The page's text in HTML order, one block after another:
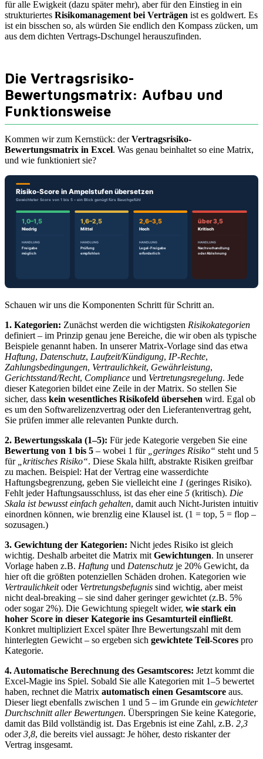
für alle Ewigkeit (dazu später mehr), aber für den Einstieg in ein
strukturiertes Risikomanagement bei Verträgen ist es goldwert. Es
ist ein bisschen so, als würden Sie endlich den Kompass zücken, um
aus dem dichten Vertrags-Dschungel herauszufinden.
Die Vertragsrisiko-
Bewertungsmatrix: Aufbau und
Funktionsweise
Kommen wir zum Kernstück: derVertragsrisiko-
Bewertungsmatrix in Excel. Was genau beinhaltet so eine Matrix,
und wie funktioniert sie?
Schauen wir uns die Komponenten Schritt für Schritt an.
1. Kategorien: Zunächst werden die wichtigsten Risikokategorien
definiert – im Prinzip genau jene Bereiche, die wir oben als typische
Beispiele genannt haben. In unserer Matrix-Vorlage sind das etwa
Haftung, Datenschutz, Laufzeit/Kündigung, IP-Rechte,
Zahlungsbedingungen, Vertraulichkeit, Gewährleistung,
Gerichtsstand/Recht, Compliance und Vertretungsregelung. Jede
dieser Kategorien bildet eine Zeile in der Matrix. So stellen Sie
sicher, dass kein wesentliches Risikofeld übersehen wird. Egal ob
es um den Softwarelizenzvertrag oder den Lieferantenvertrag geht,
Sie prüfen immer alle relevanten Punkte durch.
2. Bewertungsskala (1–5): Für jede Kategorie vergeben Sie eine
Bewertung von 1 bis 5 – wobei 1 für „geringes Risiko“ steht und 5
für
„kritisches Risiko“. Diese Skala hilft, abstrakte Risiken greifbar
zu machen. Beispiel: Hat der Vertrag eine wasserdichte
Haftungsbegrenzung, geben Sie vielleicht eine 1 (geringes Risiko).
Fehlt jeder Haftungsausschluss, ist das eher eine 5 (kritisch). Die
Skala ist bewusst einfach gehalten, damit auch Nicht-Juristen intuitiv
einordnen können, wie brenzlig eine Klausel ist. (1 = top, 5 = flop –
sozusagen.)
3. Gewichtung der Kategorien: Nicht jedes Risiko ist gleich
wichtig. Deshalb arbeitet die Matrix mit Gewichtungen. In unserer
Vorlage haben z.B. Haftung und Datenschutz je 20% Gewicht, da
hier oft die größten potenziellen Schäden drohen. Kategorien wie
Vertraulichkeitoder Vertretungsbefugnis sind wichtig, aber meist
nicht deal-breaking – sie sind daher geringer gewichtet (z.B. 5%
oder sogar 2%). Die Gewichtung spiegelt wider, wie stark ein
hoher Score in dieser Kategorie ins Gesamturteil einfließt.
Konkret multipliziert Excel später Ihre Bewertungszahl mit dem
hinterlegten Gewicht – so ergeben sich gewichtete Teil-Scores pro
Kategorie.
4. Automatische Berechnung des Gesamtscores: Jetzt kommt die
Excel-Magie ins Spiel. Sobald Sie alle Kategorien mit 1–5 bewertet
haben, rechnet die Matrix automatisch einen Gesamtscore aus.
Dieser liegt ebenfalls zwischen 1 und 5 – im Grunde ein gewichteter
Durchschnitt aller Bewertungen. Überspringen Sie keine Kategorie,
damit das Bild vollständig ist. Das Ergebnis ist eine Zahl, z.B. 2,3
oder3,8, die bereits viel aussagt: Je höher, desto riskanter der
Vertrag insgesamt.